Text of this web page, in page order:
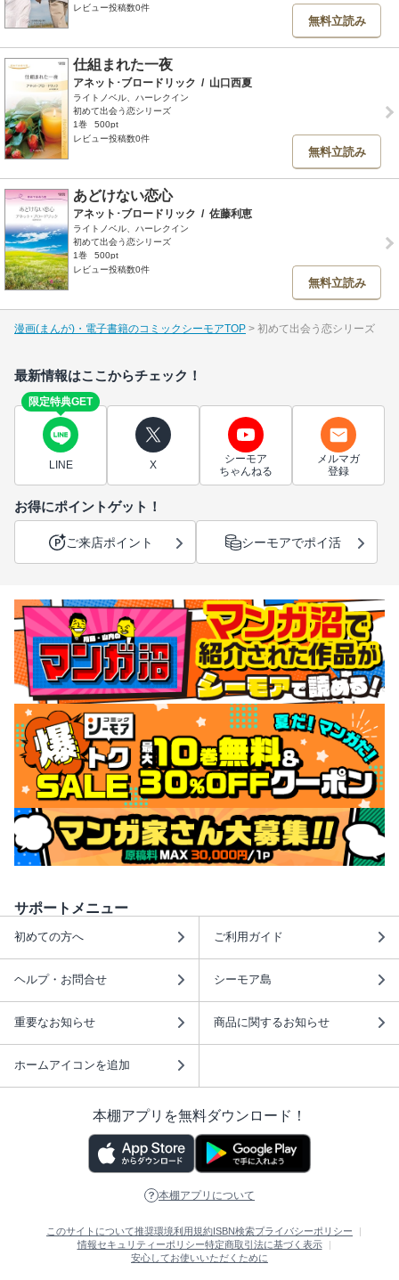
レビュー投稿数0件
無料立読み
仕組まれた一夜
アネット･ブロードリック / 山口西夏
ライトノベル、ハーレクイン
初めて出会う恋シリーズ
1巻
500pt
レビュー投稿数0件
無料立読み
あどけない恋心
アネット･ブロードリック / 佐藤利恵
ライトノベル、ハーレクイン
初めて出会う恋シリーズ
1巻
500pt
レビュー投稿数0件
無料立読み
漫画(まんが)・電子書籍のコミックシーモアTOP 初めて出会う恋シリーズ
最新情報はここからチェック！
限定特典GET
LINE X
シーモア
ちゃんねる
メルマガ
登録
お得にポイントゲット！
ご来店ポイント シーモアでポイ活
サポートメニュー
初めての方へ ご利用ガイド
ヘルプ・お問合せ シーモア島
重要なお知らせ 商品に関するお知らせ
ホームアイコンを追加
本棚アプリを無料ダウンロード！
本棚アプリについて
このサイトについて推奨環境利用規約 ISBN検索プライバシーポリシー
情報セキュリティーポリシー特定商取引法に基づく表示
安心してお使いいただくために